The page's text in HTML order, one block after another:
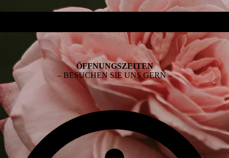
ÖFF­NUNGS­ZEI­TEN
– BESUCHEN SIE UNS GERN –